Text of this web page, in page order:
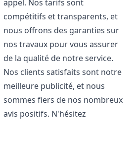
appel. Nos tarifs sont
compétitifs et transparents, et
nous offrons des garanties sur
nos travaux pour vous assurer
de la qualité de notre service.
Nos clients satisfaits sont notre
meilleure publicité, et nous
sommes fiers de nos nombreux
avis positifs. N'hésitez